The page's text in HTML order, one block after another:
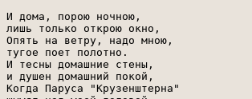
И дома, порою ночною,
лишь только открою окно,
Опять на ветру, надо мною,
тугое поет полотно.
И тесны домашние стены,
и душен домашний покой,
Когда Паруса "Крузенштерна"